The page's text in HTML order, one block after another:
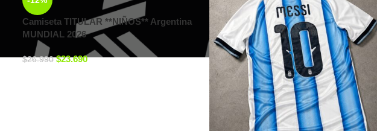
Camiseta TITULAR **NIÑOS** Argentina
MUNDIAL 2026
$26.990 $23.690